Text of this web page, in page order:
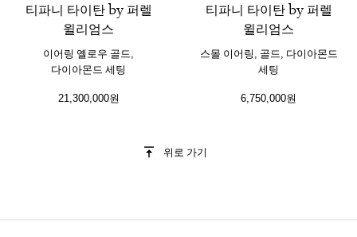
티파니 타이탄 by 퍼렐
윌리엄스
이어링 옐로우 골드,
다이아몬드 세팅
21,300,000원
티파니 타이탄 by 퍼렐
윌리엄스
스몰 이어링, 골드, 다이아몬드
세팅
6,750,000원
위로 가기